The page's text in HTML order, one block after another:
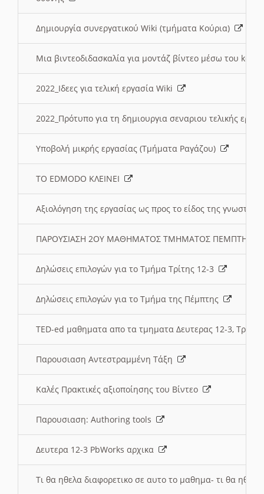
Δημιουργία συνεργατικού Wiki (τμήματα Κούρια)
Μια βιντεοδιδασκαλία για μοντάζ βίντεο μέσω του
2022_Ιδεες για τελική εργασία Wiki
2022_Πρότυπο για τη δημιουργια σεναριου τελικής
Υποβολή μικρής εργασίας (Τμήματα Ραγάζου)
ΤΟ EDMODO ΚΛΕΙΝΕΙ
Αξιολόγηση της εργασίας ως προς το είδος της
ΠΑΡΟΥΣΙΑΣΗ 2ΟΥ ΜΑΘΗΜΑΤΟΣ ΤΜΗΜΑΤΟΣ
Δηλώσεις επιλογών για το Τμήμα Τρίτης 12-3
Δηλώσεις επιλογών για το Τμήμα της Πέμπτης
TED-ed μαθηματα απο τα τμηματα Δευτερας 12-3,
Παρουσιαση Αντεστραμμένη Τάξη
Καλές Πρακτικές αξιοποίησης του Βίντεο
Παρουσιαση: Authoring tools
Δευτερα 12-3 PbWorks αρχικα
Τι θα ηθελα διαφορετικο σε αυτο το μαθημα- τι θα